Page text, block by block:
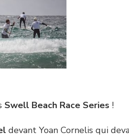
Swell Beach Race Series !
devant Yoan Cornelis qui